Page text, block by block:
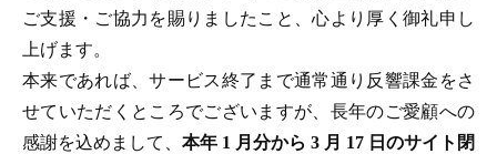
ご支援・ご協力を賜りましたこと、心より厚く御礼申し
上げます。
本来であれば、サービス終了まで通常通り反響課金をさ
せていただくところでございますが、長年のご愛顧への
感謝を込めまして、 本年 1 月分から 3 月 17 日のサイト閉